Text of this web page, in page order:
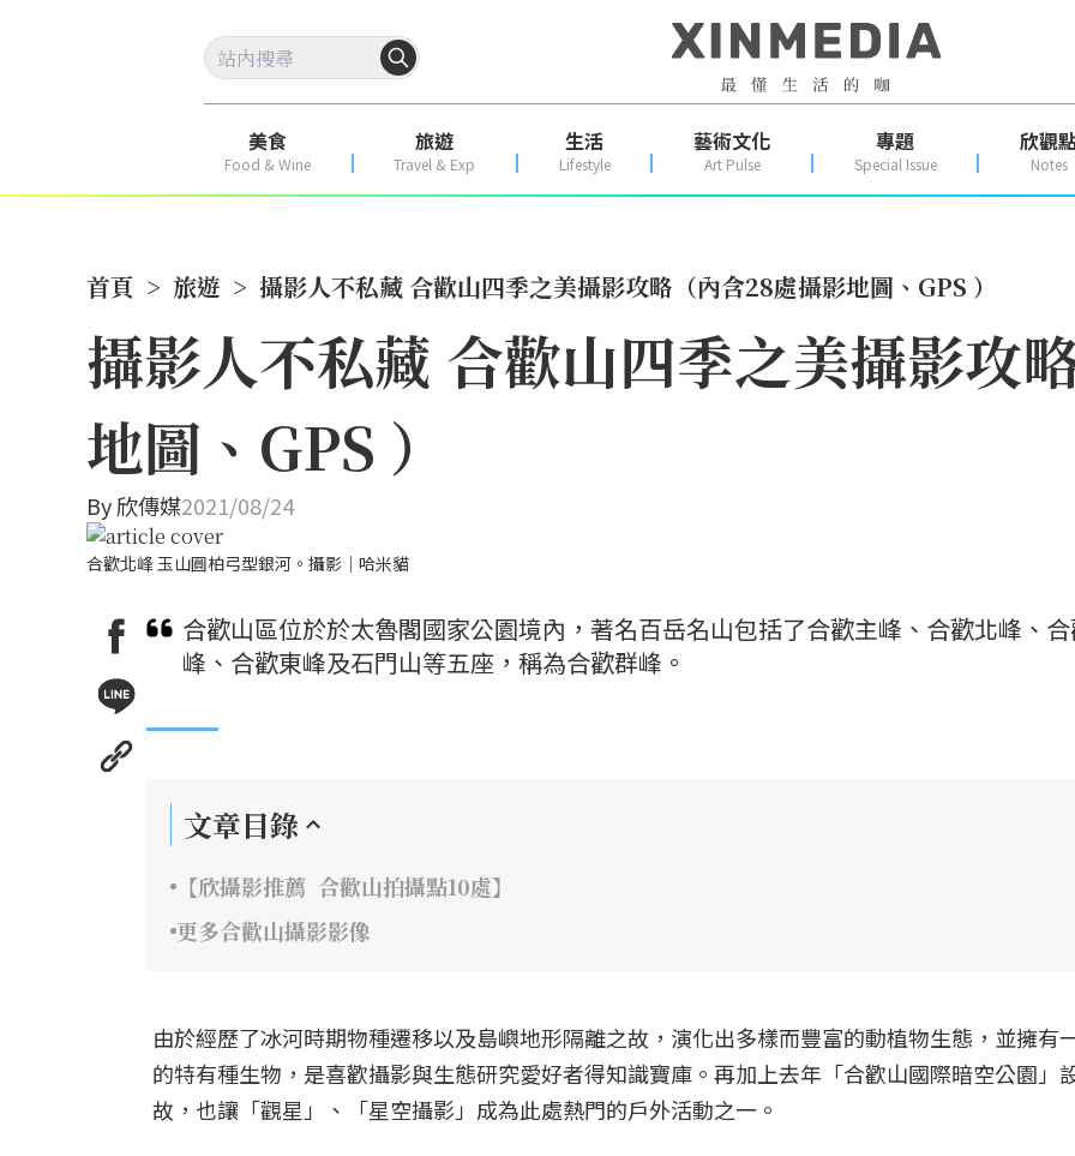
美食
Food & Wine
旅遊
Travel & Exp
生活
Lifestyle
藝術文化
Art Pulse
專題
Special Issue
欣觀點
Notes
首頁 > 旅遊 > 攝影人不私藏 合歡山四季之美攝影攻略（內含28處攝影地圖、GPS ）
攝影人不私藏 合歡山四季之美攝影攻
地圖、GPS ）
By欣傳媒2021/08/24
合歡北峰 玉山圓柏弓型銀河。攝影｜哈米貓
合歡山區位於於太魯閣國家公園境內，著名百岳名山包括了合歡主峰、合歡北峰、
峰、合歡東峰及石門山等五座，稱為合歡群峰。
文章目錄
【欣攝影推薦 合歡山拍攝點10處】
更多合歡山攝影影像
由於經歷了冰河時期物種遷移以及島嶼地形隔離之故，演化出多樣而豐富的動植物生態，並擁有
的特有種生物，是喜歡攝影與生態研究愛好者得知識寶庫。再加上去年「合歡山國際暗空公園」
故，也讓「觀星」、「星空攝影」成為此處熱門的戶外活動之一。